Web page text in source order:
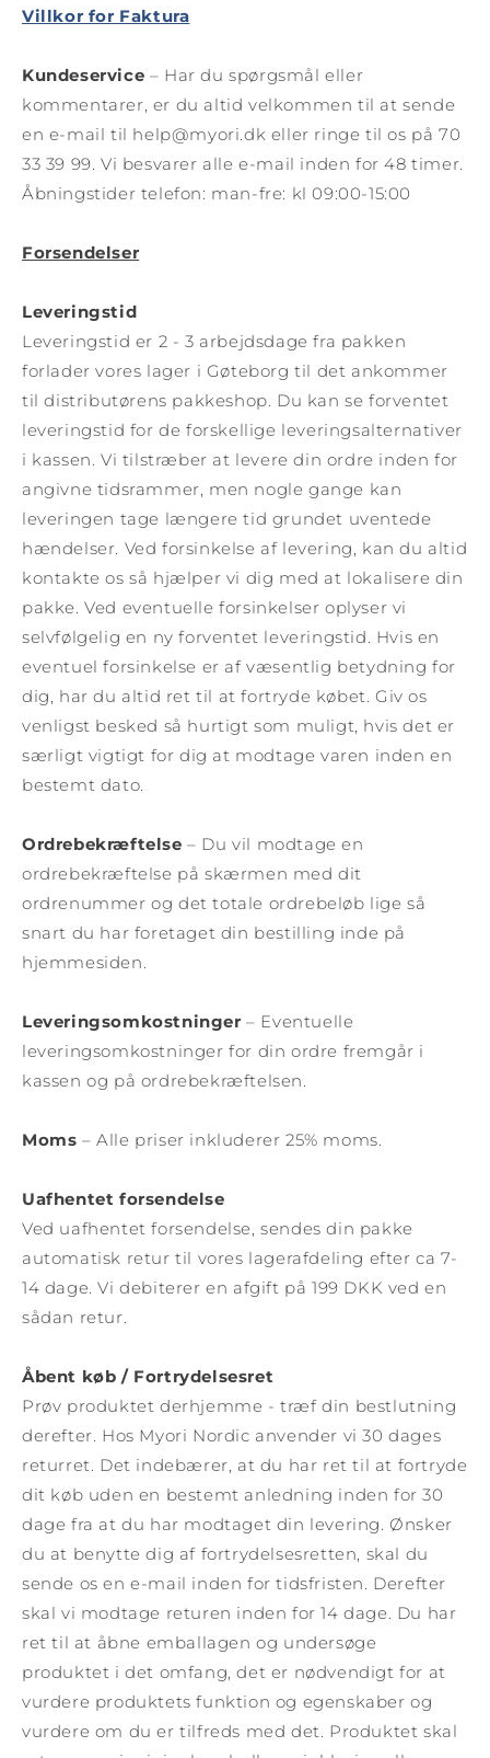
Villkor for Faktura
Kundeservice – Har du spørgsmål eller
kommentarer, er du altid velkommen til at sende
en e-mail til help@myori.dk eller ringe til os på 70
33 39 99. Vi besvarer alle e-mail inden for 48 timer.
Åbningstider telefon: man-fre: kl 09:00-15:00
Forsendelser
Leveringstid
Leveringstid er 2 - 3 arbejdsdage fra pakken
forlader vores lager i Gøteborg til det ankommer
til distributørens pakkeshop. Du kan se forventet
leveringstid for de forskellige leveringsalternativer
i kassen. Vi tilstræber at levere din ordre inden for
angivne tidsrammer, men nogle gange kan
leveringen tage længere tid grundet uventede
hændelser. Ved forsinkelse af levering, kan du altid
kontakte os så hjælper vi dig med at lokalisere din
pakke. Ved eventuelle forsinkelser oplyser vi
selvfølgelig en ny forventet leveringstid. Hvis en
eventuel forsinkelse er af væsentlig betydning for
dig, har du altid ret til at fortryde købet. Giv os
venligst besked så hurtigt som muligt, hvis det er
særligt vigtigt for dig at modtage varen inden en
bestemt dato.
Ordrebekræftelse – Du vil modtage en
ordrebekræftelse på skærmen med dit
ordrenummer og det totale ordrebeløb lige så
snart du har foretaget din bestilling inde på
hjemmesiden.
Leveringsomkostninger – Eventuelle
leveringsomkostninger for din ordre fremgår i
kassen og på ordrebekræftelsen.
Moms – Alle priser inkluderer 25% moms.
Uafhentet forsendelse
Ved uafhentet forsendelse, sendes din pakke
automatisk retur til vores lagerafdeling efter ca 7-
14 dage. Vi debiterer en afgift på 199 DKK ved en
sådan retur.
Åbent køb / Fortrydelsesret
Prøv produktet derhjemme - træf din bestlutning
derefter. Hos Myori Nordic anvender vi 30 dages
returret. Det indebærer, at du har ret til at fortryde
dit køb uden en bestemt anledning inden for 30
dage fra at du har modtaget din levering. Ønsker
du at benytte dig af fortrydelsesretten, skal du
sende os en e-mail inden for tidsfristen. Derefter
skal vi modtage returen inden for 14 dage. Du har
ret til at åbne emballagen og undersøge
produktet i det omfang, det er nødvendigt for at
vurdere produktets funktion og egenskaber og
vurdere om du er tilfreds med det. Produktet skal